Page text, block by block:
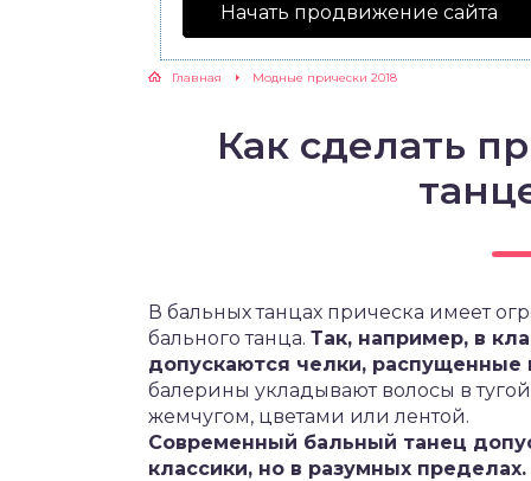
Начать продвижение сайта
Главная Модные прически 2018
Как сделать
В бальных танцах прическа имеет
бального танца. Так, например, в
допускаются челки, распущенные
балерины укладывают волосы в
жемчугом, цветами или лентой.
Современный бальный танец
классики, но в разумных пределах.